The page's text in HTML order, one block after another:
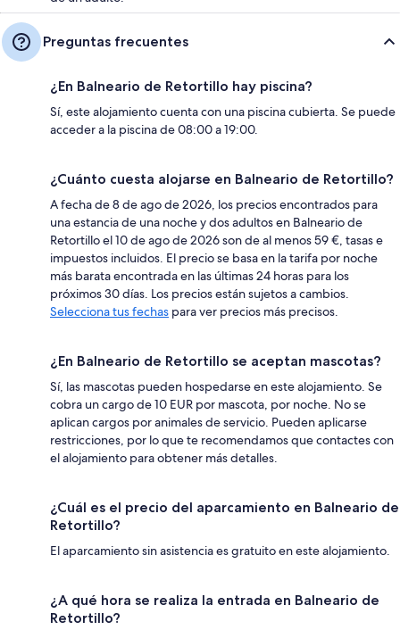
Preguntas frecuentes
¿En Balneario de Retortillo hay piscina?
Sí, este alojamiento cuenta con una piscina cubierta. Se puede
acceder a la piscina de 08:00 a 19:00.
¿Cuánto cuesta alojarse en Balneario de Retortillo?
A fecha de 8 de ago de 2026, los precios encontrados para
una estancia de una noche y dos adultos en Balneario de
Retortillo el 10 de ago de 2026 son de al menos 59 €, tasas e
impuestos incluidos. El precio se basa en la tarifa por noche
más barata encontrada en las últimas 24 horas para los
próximos 30 días. Los precios están sujetos a cambios.
Selecciona tus fechas para ver precios más precisos.
¿En Balneario de Retortillo se aceptan mascotas?
Sí, las mascotas pueden hospedarse en este alojamiento. Se
cobra un cargo de 10 EUR por mascota, por noche. No se
aplican cargos por animales de servicio. Pueden aplicarse
restricciones, por lo que te recomendamos que contactes con
el alojamiento para obtener más detalles.
¿Cuál es el precio del aparcamiento en Balneario de
Retortillo?
El aparcamiento sin asistencia es gratuito en este alojamiento.
¿A qué hora se realiza la entrada en Balneario de
Retortillo?